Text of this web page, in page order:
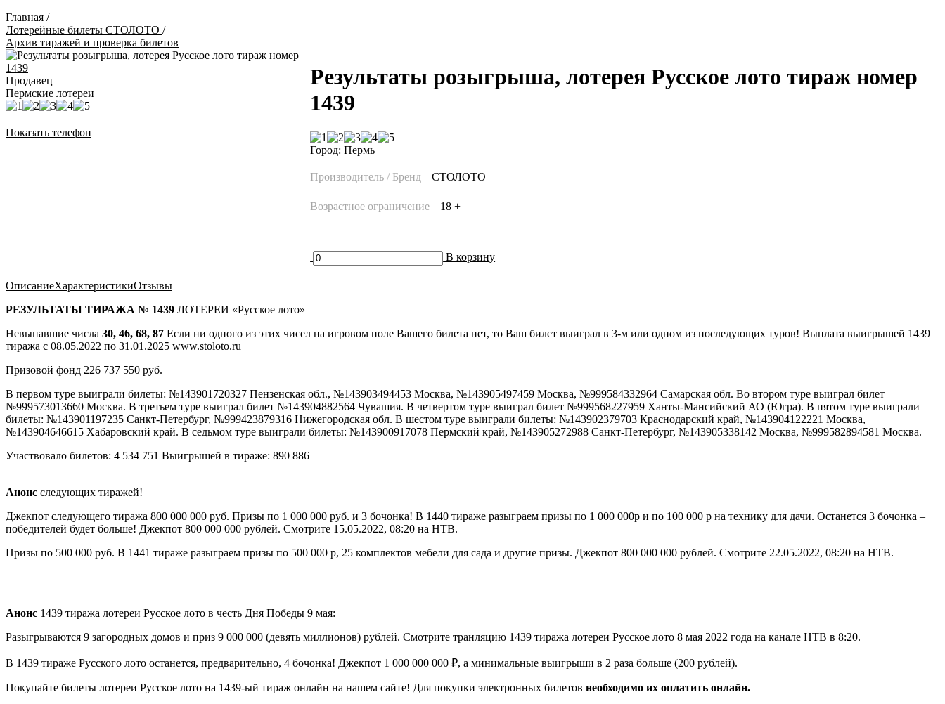
Главная /
Лотерейные билеты СТОЛОТО /
Архив тиражей и проверка билетов
Продавец
Пермские лотереи
Показать телефон
Результаты розыгрыша, лотерея Русское лото тираж номер
1439
Город: Пермь
Производитель / Бренд СТОЛОТО
Возрастное ограничение 18 +
В корзину
ОписаниеХарактеристикиОтзывы
РЕЗУЛЬТАТЫ ТИРАЖА № 1439 ЛОТЕРЕИ «Русское лото»
Невыпавшие числа 30, 46, 68, 87 Если ни одного из этих чисел на игровом поле Вашего билета нет, то Ваш билет выиграл в 3-м или одном из последующих туров! Выплата выигрышей 1439
тиража с 08.05.2022 по 31.01.2025 www.stoloto.ru
Призовой фонд 226 737 550 руб.
В первом туре выиграли билеты: №143901720327 Пензенская обл., №143903494453 Москва, №143905497459 Москва, №999584332964 Самарская обл. Во втором туре выиграл билет
№999573013660 Москва. В третьем туре выиграл билет №143904882564 Чувашия. В четвертом туре выиграл билет №999568227959 Ханты-Мансийский АО (Югра). В пятом туре выиграли
билеты: №143901197235 Санкт-Петербург, №999423879316 Нижегородская обл. В шестом туре выиграли билеты: №143902379703 Краснодарский край, №143904122221 Москва,
№143904646615 Хабаровский край. В седьмом туре выиграли билеты: №143900917078 Пермский край, №143905272988 Санкт-Петербург, №143905338142 Москва, №999582894581 Москва.
Участвовало билетов: 4 534 751 Выигрышей в тираже: 890 886
Анонс следующих тиражей!
Джекпот следующего тиража 800 000 000 руб. Призы по 1 000 000 руб. и 3 бочонка! В 1440 тираже разыграем призы по 1 000 000р и по 100 000 р на технику для дачи. Останется 3 бочонка –
победителей будет больше! Джекпот 800 000 000 рублей. Смотрите 15.05.2022, 08:20 на НТВ.
Призы по 500 000 руб. В 1441 тираже разыграем призы по 500 000 р, 25 комплектов мебели для сада и другие призы. Джекпот 800 000 000 рублей. Смотрите 22.05.2022, 08:20 на НТВ.
Анонс 1439 тиража лотереи Русское лото в честь Дня Победы 9 мая:
Разыгрываются 9 загородных домов и приз 9 000 000 (девять миллионов) рублей. Смотрите транляцию 1439 тиража лотереи Русское лото 8 мая 2022 года на канале НТВ в 8:20.
В 1439 тираже Русского лото останется, предварительно, 4 бочонка! Джекпот 1 000 000 000 ₽, а минимальные выигрыши в 2 раза больше (200 рублей).
Покупайте билеты лотереи Русское лото на 1439-ый тираж онлайн на нашем сайте! Для покупки электронных билетов необходимо их оплатить онлайн.